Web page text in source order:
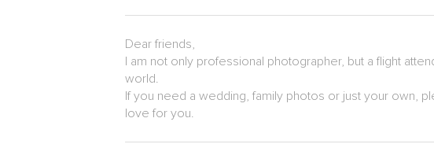
Dear friends,
I am not only professional photographer, but a flight
world.
If you need a wedding, family photos or just your own,
love for you.